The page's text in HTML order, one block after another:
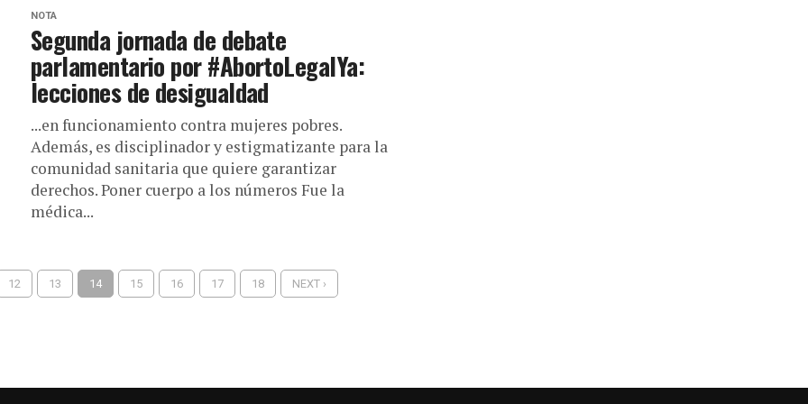
NOTA
Segunda jornada de debate
parlamentario por #AbortoLegalYa:
lecciones de desigualdad
...en funcionamiento contra mujeres pobres.
Además, es disciplinador y estigmatizante para la
comunidad sanitaria que quiere garantizar
derechos. Poner cuerpo a los números Fue la
médica...
12 13 14 15 16 17 18 NEXT ›